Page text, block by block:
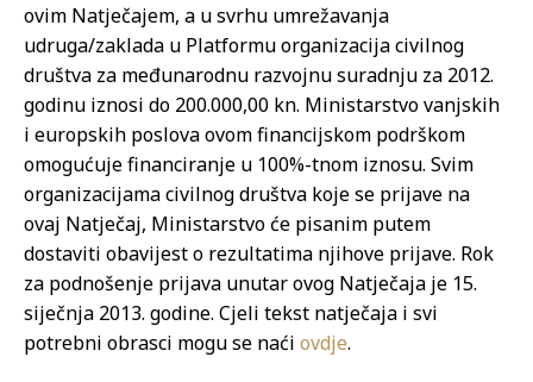
ovim Natječajem, a u svrhu umrežavanja
udruga/zaklada u Platformu organizacija civilnog
društva za međunarodnu razvojnu suradnju za 2012.
godinu iznosi do 200.000,00 kn. Ministarstvo vanjskih
i europskih poslova ovom financijskom podrškom
omogućuje financiranje u 100%-tnom iznosu. Svim
organizacijama civilnog društva koje se prijave na
ovaj Natječaj, Ministarstvo će pisanim putem
dostaviti obavijest o rezultatima njihove prijave. Rok
za podnošenje prijava unutar ovog Natječaja je 15.
siječnja 2013. godine. Cjeli tekst natječaja i svi
potrebni obrasci mogu se naći ovdje.